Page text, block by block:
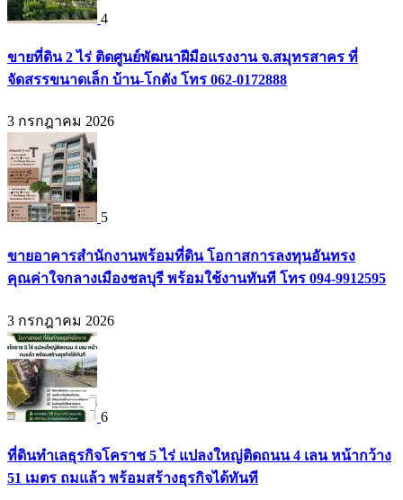
4
ขายที่ดิน 2 ไร่ ติดศูนย์พัฒนาฝีมือแรงงาน จ.สมุทรสาคร ที่
จัดสรรขนาดเล็ก บ้าน-โกดัง โทร 062-0172888
3 กรกฎาคม 2026
5
ขายอาคารสำนักงานพร้อมที่ดิน โอกาสการลงทุนอันทรง
คุณค่าใจกลางเมืองชลบุรี พร้อมใช้งานทันที โทร 094-9912595
3 กรกฎาคม 2026
6
ที่ดินทำเลธุรกิจโคราช 5 ไร่ แปลงใหญ่ติดถนน 4 เลน หน้ากว้าง
51 เมตร ถมแล้ว พร้อมสร้างธุรกิจได้ทันที